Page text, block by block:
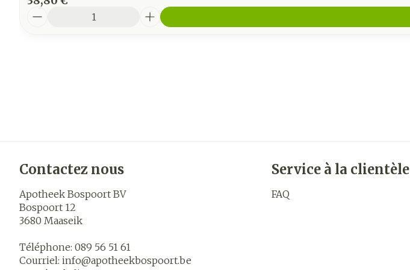
Contactez nous
Apotheek Bospoort BV
Bospoort 12
3680 Maaseik
Téléphone: 089 56 51 61
Courriel: info@apotheekbospoort.be
Service à la clientèle
FAQ